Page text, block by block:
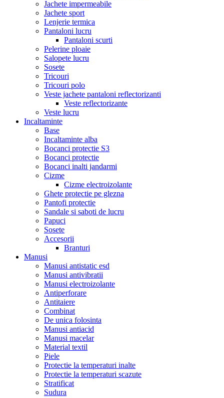
Jachete impermeabile
Jachete sport
Lenjerie termica
Pantaloni lucru
Pantaloni scurti
Pelerine ploaie
Salopete lucru
Sosete
Tricouri
Tricouri polo
Veste jachete pantaloni reflectorizanti
Veste reflectorizante
Veste lucru
Incaltaminte
Base
Incaltaminte alba
Bocanci protectie S3
Bocanci protectie
Bocanci inalti jandarmi
Cizme
Cizme electroizolante
Ghete protectie pe glezna
Pantofi protectie
Sandale si saboti de lucru
Papuci
Sosete
Accesorii
Branturi
Manusi
Manusi antistatic esd
Manusi antivibratii
Manusi electroizolante
Antiperforare
Antitaiere
Combinat
De unica folosinta
Manusi antiacid
Manusi macelar
Material textil
Piele
Protectie la temperaturi inalte
Protectie la temperaturi scazute
Stratificat
Sudura